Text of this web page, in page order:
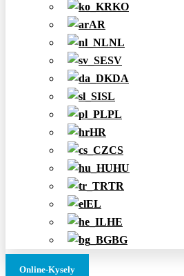
KO
AR
NL
SV
DA
SL
PL
HR
CS
HU
TR
EL
HE
BG
Online-Kysely